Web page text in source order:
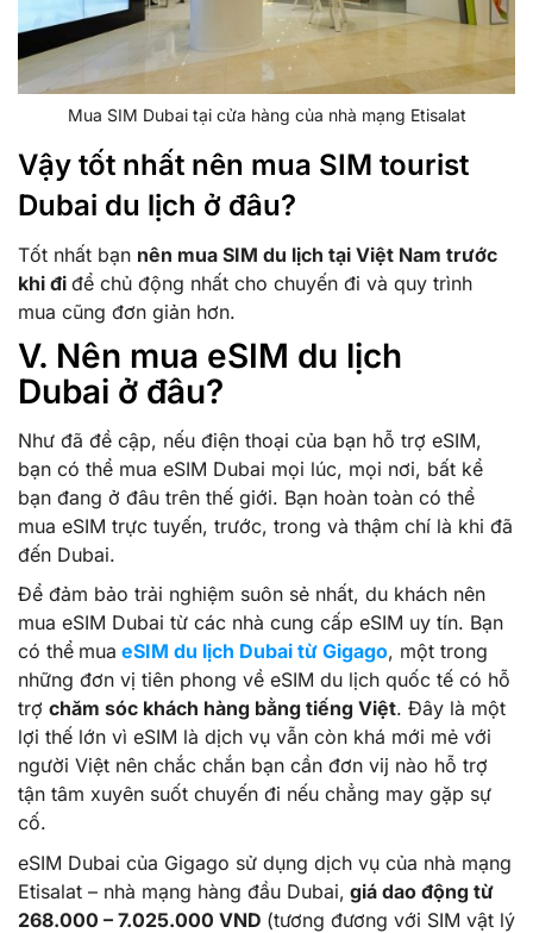
Mua SIM Dubai tại cửa hàng của nhà mạng Etisalat
Vậy tốt nhất nên mua SIM tourist
Dubai du lịch ở đâu?
Tốt nhất bạn nên mua SIM du lịch tại Việt Nam trước
khi đi để chủ động nhất cho chuyến đi và quy trình
mua cũng đơn giản hơn.
V. Nên mua eSIM du lịch
Dubai ở đâu?
Như đã đề cập, nếu điện thoại của bạn hỗ trợ eSIM,
bạn có thể mua eSIM Dubai mọi lúc, mọi nơi, bất kể
bạn đang ở đâu trên thế giới. Bạn hoàn toàn có thể
mua eSIM trực tuyến, trước, trong và thậm chí là khi đã
đến Dubai.
Để đảm bảo trải nghiệm suôn sẻ nhất, du khách nên
mua eSIM Dubai từ các nhà cung cấp eSIM uy tín. Bạn
có thể mua eSIM du lịch Dubai từ Gigago, một trong
những đơn vị tiên phong về eSIM du lịch quốc tế có hỗ
trợ chăm sóc khách hàng bằng tiếng Việt. Đây là một
lợi thế lớn vì eSIM là dịch vụ vẫn còn khá mới mẻ với
người Việt nên chắc chắn bạn cần đơn vij nào hỗ trợ
tận tâm xuyên suốt chuyến đi nếu chẳng may gặp sự
cố.
eSIM Dubai của Gigago sử dụng dịch vụ của nhà mạng
Etisalat – nhà mạng hàng đầu Dubai, giá dao động từ
268.000 – 7.025.000 VND (tương đương với SIM vật lý